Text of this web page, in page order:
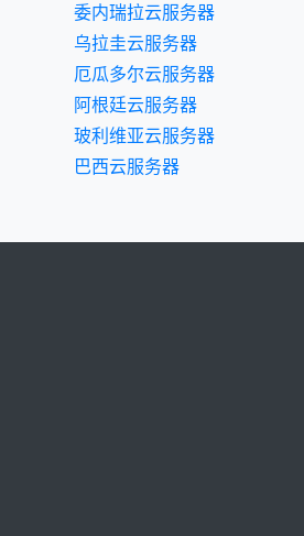
委内瑞拉云服务器
乌拉圭云服务器
厄瓜多尔云服务器
阿根廷云服务器
玻利维亚云服务器
巴西云服务器